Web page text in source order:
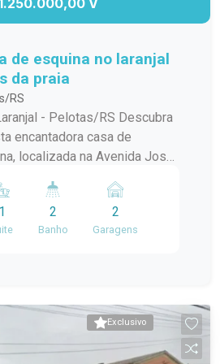
V
de esquina no laranjal
da praia
RS
- Pelotas/RS Descubra
encantadora casa de
localizada na Avenida José
de área construída, este
quem busca conforto e
ambiente ainda conta com
e um jardim de inverno
e frescor ao espaço. Além
1 2
Banho
2
Garagens
Exclusivo